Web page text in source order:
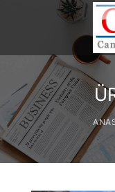
ANASAYFA
HAKKIMIZDA
ÜRÜNLERİMİZ
PROJELERİMİZ